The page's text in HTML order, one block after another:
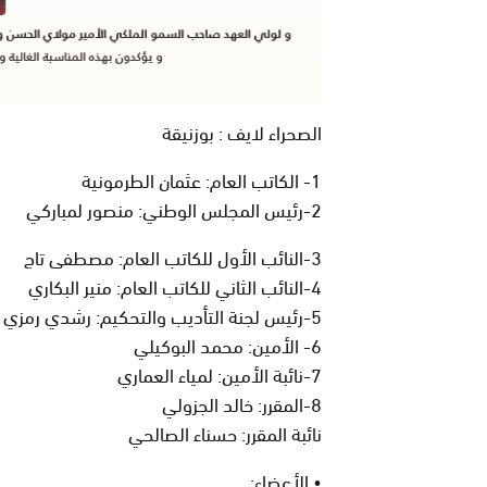
الصحراء لايف : بوزنيقة
1- الكاتب العام: عثمان الطرمونية
2-رئيس المجلس الوطني: منصور لمباركي
3-النائب الأول للكاتب العام: مصطفى تاج
4-النائب الثاني للكاتب العام: منير البكاري
5-رئيس لجنة التأديب والتحكيم: رشدي رمزي
6- الأمين: محمد البوكيلي
7-نائبة الأمين: لمياء العماري
8-المقرر: خالد الجزولي
نائبة المقرر: حسناء الصالحي